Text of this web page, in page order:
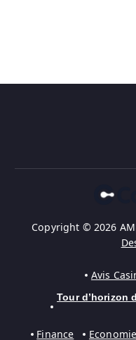
Copyright © 2026
Avis
Tour d’horizon
Finance Economie